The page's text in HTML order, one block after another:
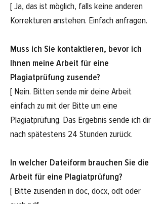
[ Ja, das ist möglich, falls keine anderen
Korrekturen anstehen. Einfach anfragen.
Muss ich Sie kontaktieren, bevor ich
Ihnen meine Arbeit für eine
Plagiatprüfung zusende?
[ Nein. Bitten sende mir deine Arbeit
einfach zu mit der Bitte um eine
Plagiatprüfung. Das Ergebnis sende ich dir
nach spätestens 24 Stunden zurück.
In welcher Dateiform brauchen Sie die
Arbeit für eine Plagiatprüfung?
[ Bitte zusenden in doc, docx, odt oder